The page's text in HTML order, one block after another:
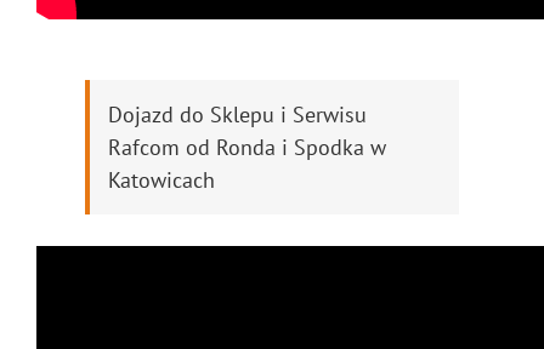
Dojazd do Sklepu i Serwisu
Rafcom od Ronda i Spodka w
Katowicach